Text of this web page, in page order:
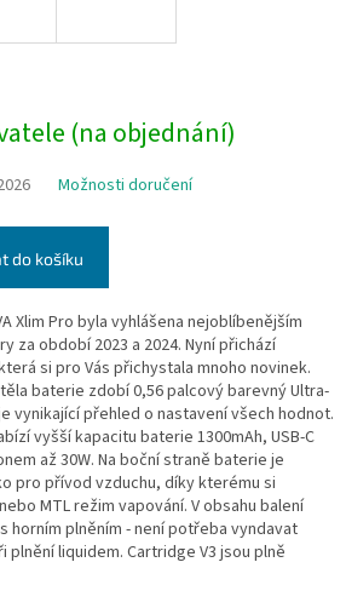
(na objednání)
Možnosti doručení
do košíku
Xlim Pro byla vyhlášena nejoblíbenějším
za období 2023 a 2024. Nyní přichází
si pro Vás přichystala mnoho novinek.
baterie zdobí 0,56 palcový barevný Ultra-
vynikající přehled o nastavení všech hodnot.
vyšší kapacitu baterie 1300mAh, USB-C
až 30W. Na boční straně baterie je
pro přívod vzduchu, díky kterému si
MTL režim vapování. V obsahu balení
horním plněním - není potřeba vyndavat
liquidem. Cartridge V3 jsou plně